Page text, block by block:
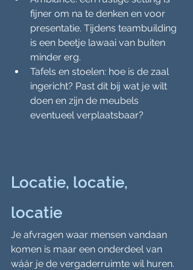
fijner om na te denken en voor
presentatie. Tijdens teambuilding
is een beetje lawaai van buiten
minder erg.
Tafels en stoelen: hoe is de zaal
ingericht? Past dit bij wat je wilt
doen en zijn de meubels
eventueel verplaatsbaar?
Locatie, locatie,
locatie
Je afvragen waar mensen vandaan
komen is maar een onderdeel van
wáár je de vergaderruimte wil huren.